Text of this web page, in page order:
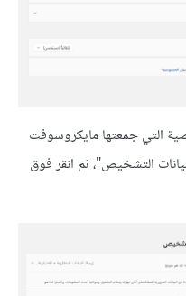
التي جمعتها مايكروسوفت
التشخيص"، ثم انقر فوق